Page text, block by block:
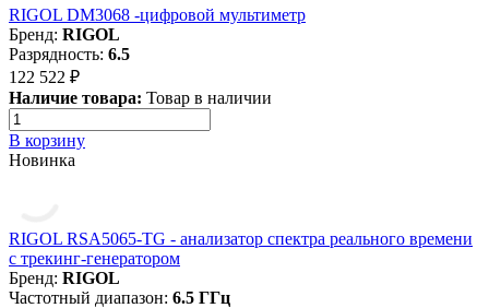
RIGOL DM3068 -цифровой мультиметр
Бренд: RIGOL
Разрядность: 6.5
122 522 ₽
Наличие товара: Товар в наличии
В корзину
Новинка
RIGOL RSA5065-TG - анализатор спектра реального времени
с трекинг-генератором
Бренд: RIGOL
Частотный диапазон: 6.5 ГГц